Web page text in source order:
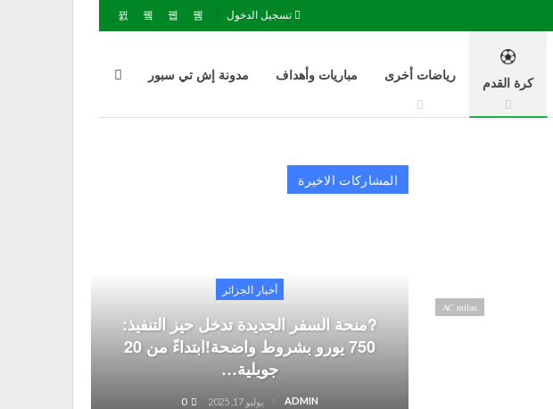
تسجيل الدخول
كرة القدم رياضات أخرى مباريات وأهداف مدونة إش تي سبور
AC milan
المشاركات الاخيرة
أخبار الجزائر
?منحة السفر الجديدة تدخل حيز التنفيذ:
750 يورو بشروط واضحة!ابتداءً من 20
جويلية…
ADMIN يوليو 17, 2025 0